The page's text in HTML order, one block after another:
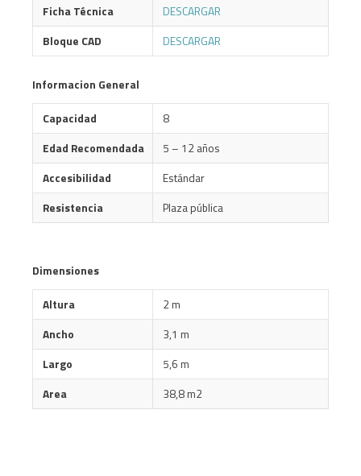
Ficha Técnica
DESCARGAR
Bloque CAD
DESCARGAR
Informacion General
Capacidad
8
Edad Recomendada
5 – 12 años
Accesibilidad
Estándar
Resistencia
Plaza pública
Dimensiones
Altura
2 m
Ancho
3,1 m
Largo
5,6 m
Area
38,8 m2